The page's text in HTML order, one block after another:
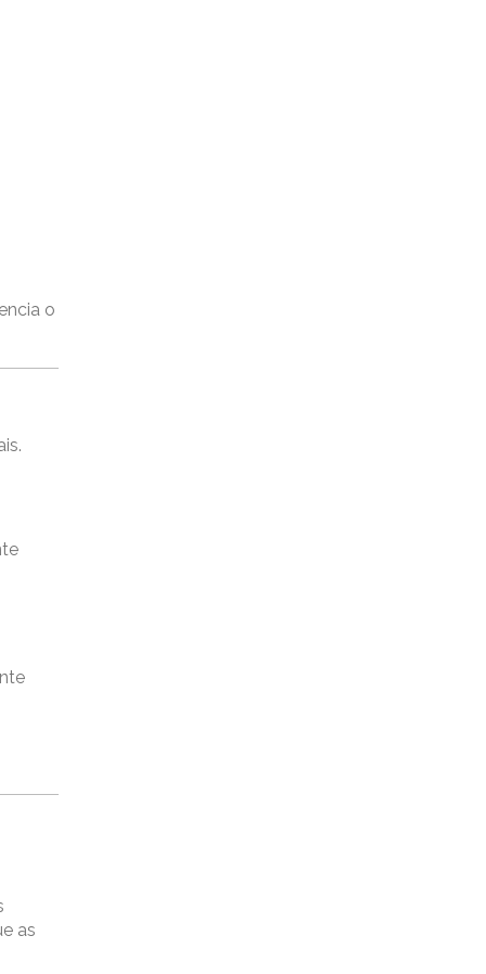
o
as